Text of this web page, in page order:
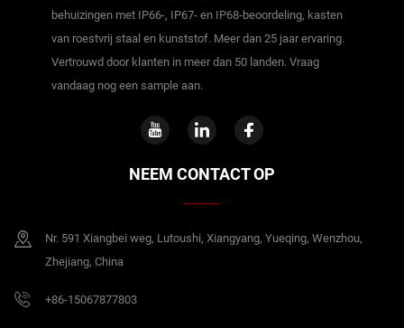
behuizingen met IP66-, IP67- en IP68-beoordeling, kasten
van roestvrij staal en kunststof. Meer dan 25 jaar ervaring.
Vertrouwd door klanten in meer dan 50 landen. Vraag
vandaag nog een sample aan.
NEEM CONTACT OP
Nr. 591 Xiangbei weg, Lutoushi, Xiangyang, Yueqing, Wenzhou,
Zhejiang, China
+86-15067877803